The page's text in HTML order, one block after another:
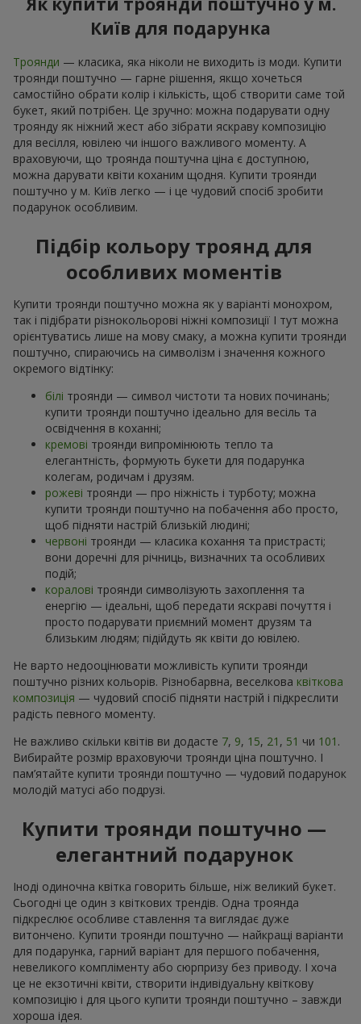
Київ для подарунка
Троянди — класика, яка ніколи не виходить із моди. Купити
троянди поштучно — гарне рішення, якщо хочеться
самостійно обрати колір і кількість, щоб створити саме той
букет, який потрібен. Це зручно: можна подарувати одну
троянду як ніжний жест або зібрати яскраву композицію
для весілля, ювілею чи іншого важливого моменту. А
враховуючи, що троянда поштучна ціна є доступною,
можна дарувати квіти коханим щодня. Купити троянди
поштучно у м. Київ легко — і це чудовий спосіб зробити
подарунок особливим.
Підбір кольору троянд для
особливих моментів
Купити троянди поштучно можна як у варіанті монохром,
так і підібрати різнокольорові ніжні композиції І тут можна
орієнтуватись лише на мову смаку, а можна купити троянди
поштучно, спираючись на символізм і значення кожного
окремого відтінку:
білі троянди — символ чистоти та нових починань;
купити троянди поштучно ідеально для весіль та
освідчення в коханні;
кремові троянди випромінюють тепло та
елегантність, формують букети для подарунка
колегам, родичам і друзям.
рожеві троянди — про ніжність і турботу; можна
купити троянди поштучно на побачення або просто,
щоб підняти настрій близькій людині;
червоні троянди — класика кохання та пристрасті;
вони доречні для річниць, визначних та особливих
подій;
коралові троянди символізують захоплення та
енергію — ідеальні, щоб передати яскраві почуття і
просто подарувати приємний момент друзям та
близьким людям; підійдуть як квіти до ювілею.
Не варто недооцінювати можливість купити троянди
поштучно різних кольорів. Різнобарвна, веселкова квіткова
композиція — чудовий спосіб підняти настрій і підкреслити
радість певного моменту.
Не важливо скільки квітів ви додасте 7, 9, 15, 21 , 51 чи 101 .
Вибирайте розмір враховуючи троянди ціна поштучно. І
пам’ятайте купити троянди поштучно — чудовий подарунок
молодій матусі або подрузі.
Купити троянди поштучно —
елегантний подарунок
Іноді одиночна квітка говорить більше, ніж великий букет.
Сьогодні це один з квіткових трендів. Одна троянда
підкреслює особливе ставлення та виглядає дуже
витончено. Купити троянди поштучно — найкращі варіанти
для подарунка, гарний варіант для першого побачення,
невеликого компліменту або сюрпризу без приводу. І хоча
це не екзотичні квіти, створити індивідуальну квіткову
композицію і для цього купити троянди поштучно – завжди
хороша ідея.